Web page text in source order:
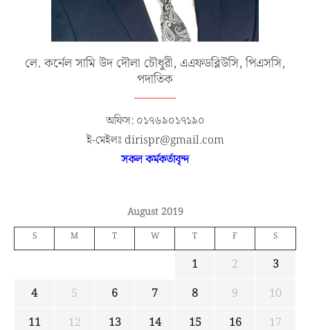
লে. কর্নেল সামি উদ দৌলা চৌধুরী, এএফডব্লিউসি, পিএসসি,
পদাতিক
অফিস: ০১৭৬৯০১৭১৯০
ই-মেইলঃ dirispr@gmail.com
সকল কর্মকর্তাবৃন্দ
August 2019
S M T W T F S
1 2
3
4
5 6 7 8 9
10
11
12 13 14 15 16
17